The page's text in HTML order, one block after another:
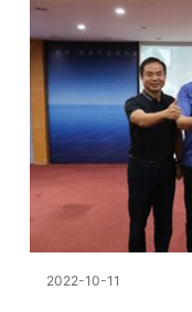
2022-10-11